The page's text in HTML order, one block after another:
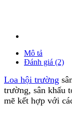
Mô tả
Đánh giá (2)
Loa hội trường
trường, sân khấu
mẽ kết hợp với